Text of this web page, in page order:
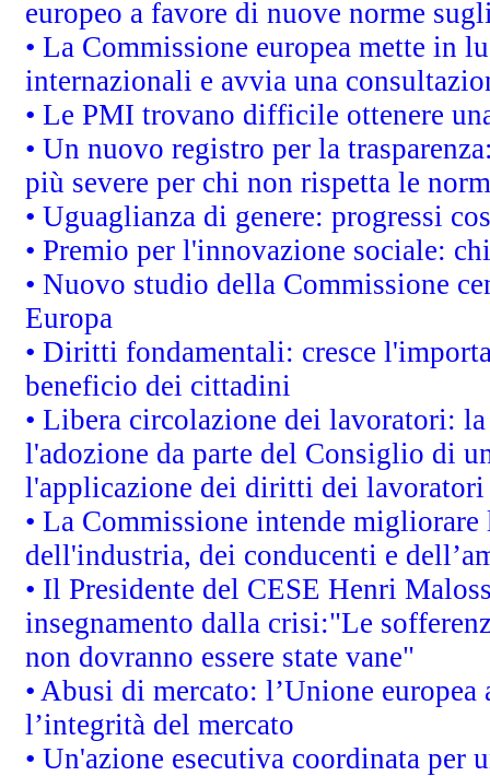
europeo a favore di nuove norme
• La Commissione europea mette in
internazionali e avvia una
• Le PMI trovano difficile ottenere
• Un nuovo registro per la
più severe per chi non rispetta le
• Uguaglianza di genere: progressi
• Premio per l'innovazione sociale:
• Nuovo studio della Commissione
Europa
• Diritti fondamentali: cresce
beneficio dei cittadini
• Libera circolazione dei lavoratori:
l'adozione da parte del Consiglio di
l'applicazione dei diritti dei lavoratori
• La Commissione intende
dell'industria, dei conducenti e
• Il Presidente del CESE Henri
insegnamento dalla crisi:"Le
non dovranno essere state vane"
• Abusi di mercato: l’Unione
l’integrità del mercato
• Un'azione esecutiva coordinata